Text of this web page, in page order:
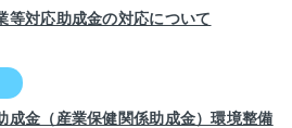
等対応助成金の対応について
成金（産業保健関係助成金）環境整備